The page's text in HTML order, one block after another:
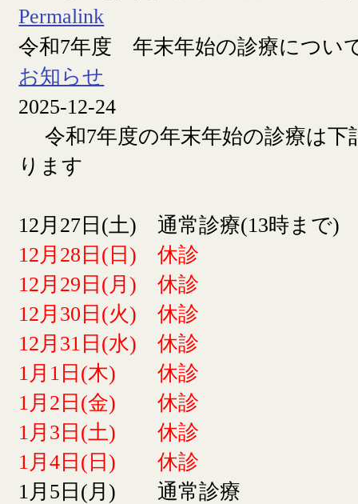
Permalink
令和7年度 年末年始の診療につい
お知らせ
2025-12-24
令和7年度の年末年始の診療は下
ります
12月27日(土) 通常診療(13時まで)
12月28日(日) 休診
12月29日(月) 休診
12月30日(火) 休診
12月31日(水) 休診
1月1日(木) 休診
1月2日(金) 休診
1月3日(土) 休診
1月4日(日) 休診
1月5日(月) 通常診療